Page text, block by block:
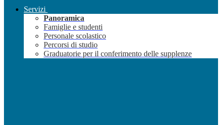
Servizi
Panoramica
Famiglie e studenti
Personale scolastico
Percorsi di studio
Graduatorie per il conferimento delle supplenze